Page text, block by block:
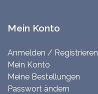
Mein Konto
Anmelden / Registrieren
Mein Konto
Meine Bestellungen
Passwort ändern